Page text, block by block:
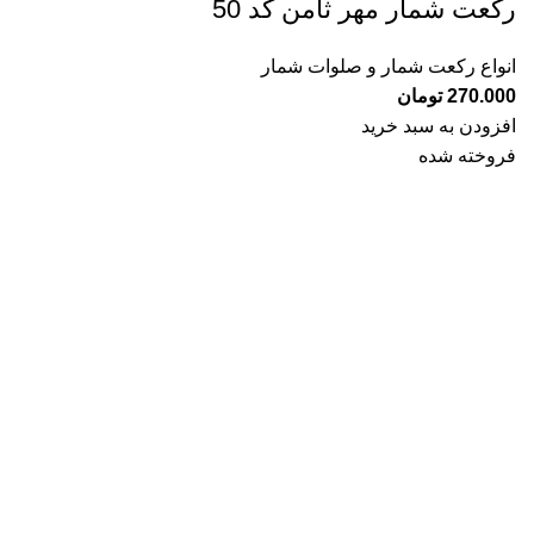
رکعت شمار مهر ثامن کد 50
انواع رکعت شمار و صلوات شمار
270.000 تومان
افزودن به سبد خرید
فروخته شده